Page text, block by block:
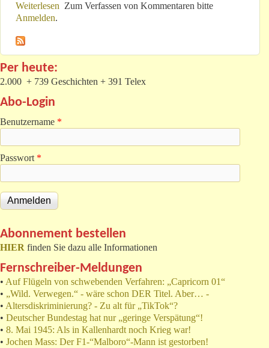
Weiterlesen über Paul Pietsch: Von Null auf Hundert
Zum Verfassen von Kommentaren bitte
Anmelden.
Per heute:
2.000 + 739 Geschichten + 391 Telex
Abo-Login
Benutzername *
Passwort *
Abonnement bestellen
HIER finden Sie dazu alle Informationen
Fernschreiber-Meldungen
• Auf Flügeln von schwebenden Verfahren: „Capricorn 01“
• „Wild. Verwegen.“ - wäre schon DER Titel. Aber… -
• Altersdiskriminierung? - Zu alt für „TikTok“?
• Deutscher Bundestag hat nur „geringe Verspätung“!
• 8. Mai 1945: Als in Kallenhardt noch Krieg war!
• Jochen Mass: Der F1-“Malboro“-Mann ist gestorben!